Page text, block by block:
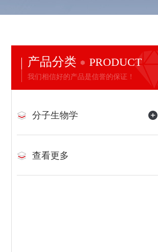
产品分类 PRODUCT
我们相信好的产品是信誉的保证！
分子生物学
查看更多